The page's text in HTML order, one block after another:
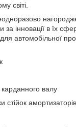
світі.
за інновації в їх
автомобільної
карданного валу
стійок амортизаторів